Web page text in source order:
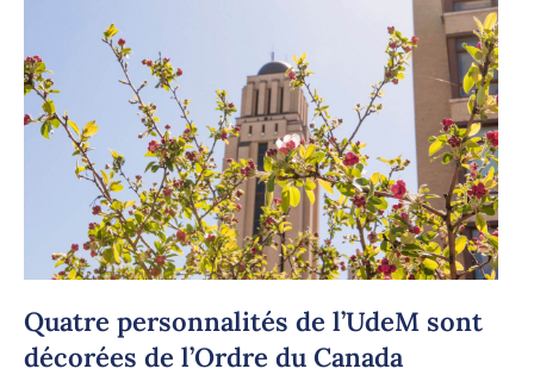
Quatre personnalités de l’UdeM sont
décorées de l’Ordre du Canada